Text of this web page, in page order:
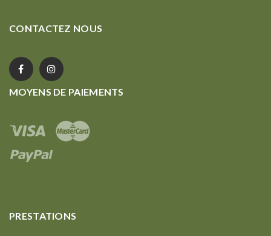
CONTACTEZ NOUS
MOYENS DE PAIEMENTS
PRESTATIONS